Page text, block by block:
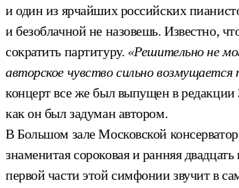
и один из ярчайших российских
и безоблачной не назовешь. Известно,
сократить партитуру. «Решительно не
авторское чувство сильно
концерт все же был выпущен в редакции
как он был задуман автором.
В Большом зале Московской
знаменитая сороковая и ранняя
первой части этой симфонии звучит в